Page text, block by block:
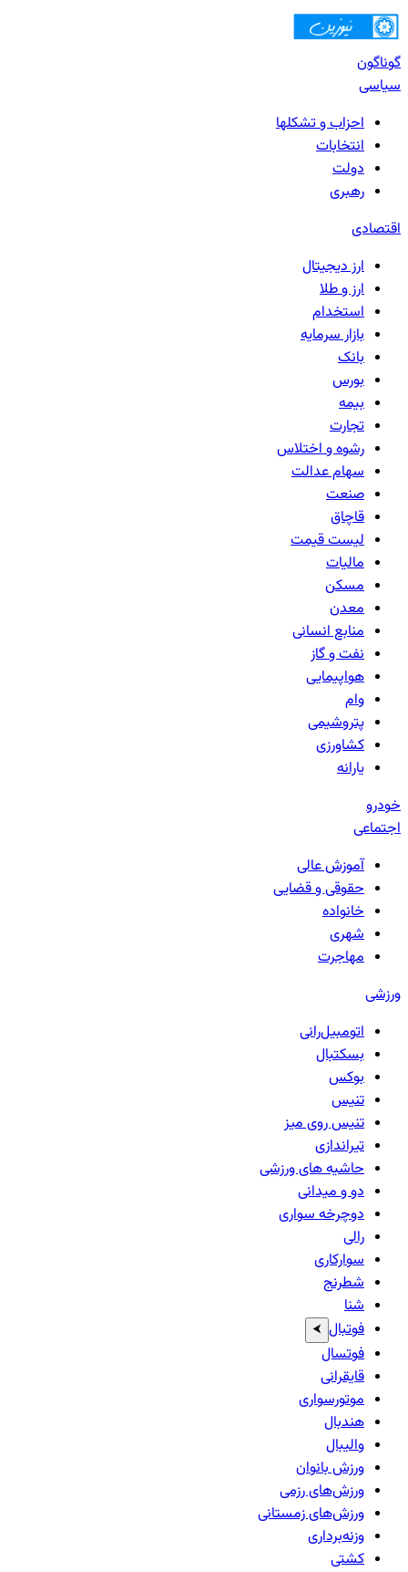
گوناگون
سیاسی
احزاب و تشکلها
انتخابات
دولت
رهبری
اقتصادی
ارز دیجیتال
ارز و طلا
استخدام
بازار سرمایه
بانک‌
بورس
بیمه
تجارت
رشوه و اختلاس
سهام عدالت
صنعت
قاچاق
لیست قیمت
مالیات
مسکن
معدن
منابع انسانی
نفت و گاز
هواپیمایی
وام
پتروشیمی
کشاورزی
یارانه
خودرو
اجتماعی
آموزش عالی
حقوقی و قضایی
خانواده
شهری
مهاجرت
ورزشی
اتومبیل‌رانی
بسکتبال
بوکس
تنیس
تنیس روی میز
تیراندازی
حاشیه های ورزشی
دو و میدانی
دوچرخه سواری
رالی
سوارکاری
شطرنج
شنا
فوتبال ⮜
فوتسال
قایقرانی
موتورسواری
هندبال
والیبال
ورزش بانوان
ورزش‌های رزمی
ورزش‌های زمستانی
وزنه‌برداری
کشتی